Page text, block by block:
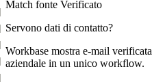
Match fonte Verificato
Servono dati di contatto?
Workbase mostra e-mail
aziendale in un unico workflow.